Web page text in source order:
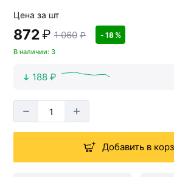
Цена за шт
872₽ 1 060 ₽ - 18 %
В наличии: 3
188 ₽
Добавить в